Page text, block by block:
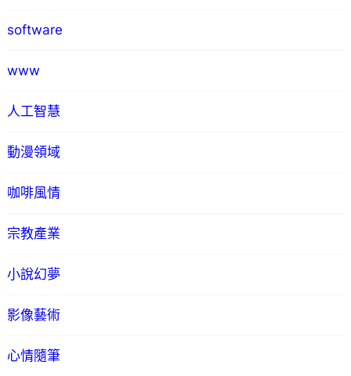
software
www
人工智慧
動漫領域
咖啡風情
宗教產業
小說幻夢
影像藝術
心情隨筆